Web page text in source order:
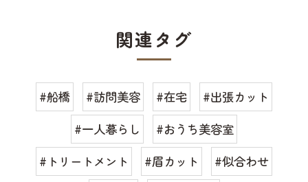
関連タグ
#船橋 #訪問美容 #在宅
#出張カット
#一人暮らし
#おうち美容室
#トリートメント
#眉カット
#似合わせ